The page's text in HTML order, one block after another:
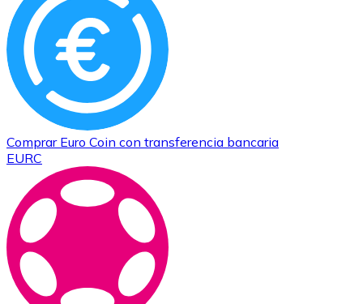
Comprar Euro Coin con transferencia bancaria
EURC